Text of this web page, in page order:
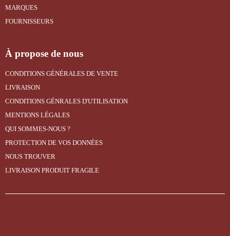
MARQUES
FOURNISSEURS
À propose de nous
CONDITIONS GÉNÉRALES DE VENTE
LIVRAISON
CONDITIONS GÉNRALES D'UTILISATION
MENTIONS LÉGALES
QUI SOMMES-NOUS ?
PROTECTION DE VOS DONNÉES
NOUS TROUVER
LIVRAISON PRODUIT FRAGILE